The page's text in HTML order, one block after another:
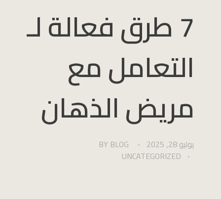
7 طرق فعالة لـ
التعامل مع
مريض الذهان
يوليو 28, 2025 BY BLOG
UNCATEGORIZED